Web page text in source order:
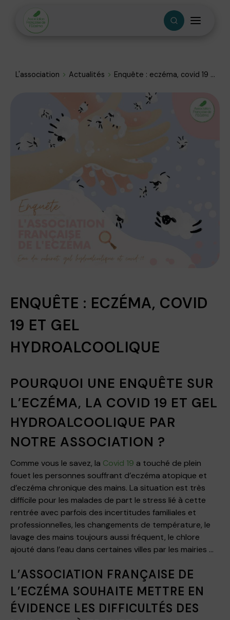
L'association Actualités Enquête : eczéma, covid 19 ...
ENQUÊTE : ECZÉMA, COVID
19 ET GEL
HYDROALCOOLIQUE
POURQUOI UNE ENQUÊTE SUR
L’ECZÉMA, LA COVID 19 ET GEL
HYDROALCOOLIQUE PAR
NOTRE ASSOCIATION ?
Comme vous le savez, la Covid 19 a touché de plein
fouet les personnes souffrant d’eczéma atopique et
d’eczéma chronique des mains. La situation est très
difficile pour les malades de part le stress lié à cette
rentrée avec parfois des incertitudes familiales et
professionnelles, les changements de température, le
lavage des mains toujours aussi fréquent, le chlore
ajouté dans l’eau dans certaines villes par les mairies …
L’ASSOCIATION FRANÇAISE DE
L’ECZÉMA SOUHAITE METTRE EN
ÉVIDENCE LES DIFFICULTÉS DES